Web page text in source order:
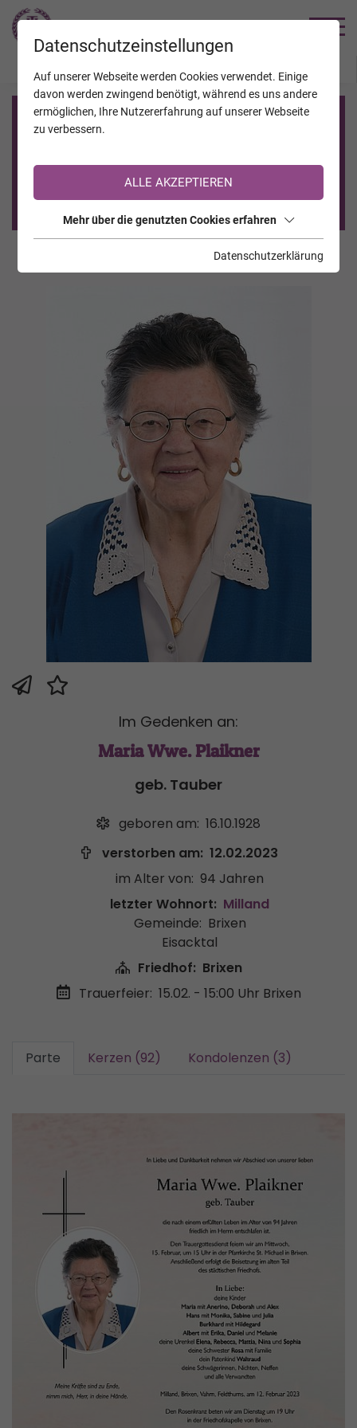
Registrierung auf TrauerHilfe.it
Sie sind noch nicht auf TrauerHilfe.it registriert?
>> zur kostenlosen Registrierung <<
Im Gedenken an:
Maria Wwe. Plaikner
geb. Tauber
geboren am: 16.10.1928
verstorben am: 12.02.2023
im Alter von: 94 Jahren
letzter Wohnort: Milland
Gemeinde: Brixen
Eisacktal
Friedhof: Brixen
Trauerfeier: 15.02. - 15:00 Uhr Brixen
Parte Kerzen (92) Kondolenzen (3)
Datenschutzeinstellungen
Auf unserer Webseite werden Cookies verwendet. Einige
davon werden zwingend benötigt, während es uns andere
ermöglichen, Ihre Nutzererfahrung auf unserer Webseite
zu verbessern.
ALLE AKZEPTIEREN
Mehr über die genutzten Cookies erfahren
Datenschutzerklärung
JAHRESTAGE KALENDER VERSTORBENE